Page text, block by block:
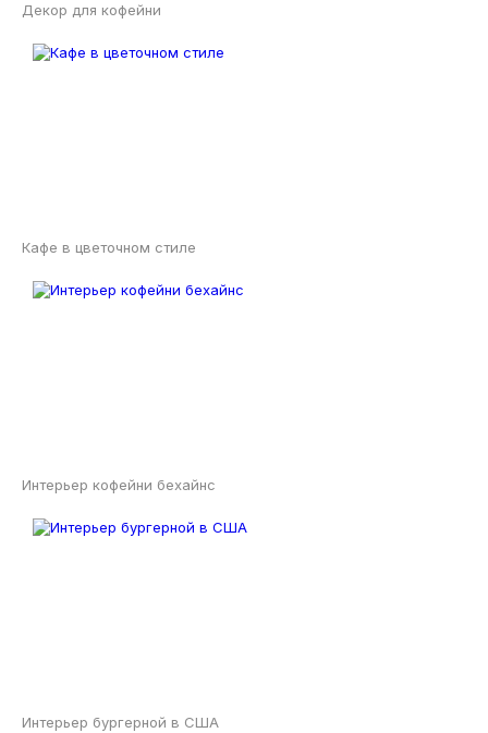
Декор для кофейни
Кафе в цветочном стиле
Интерьер кофейни бехайнс
Интерьер бургерной в США